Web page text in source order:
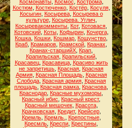
Космонавты, Космос Кострома,
Костюм
Костюченко, Костёр, Косуля,
Косыгин, Косырева, Косырева о
культуре, Косырева. Углич
Косыревакомменты Кот, Котовася
Котовский, Коты, Кофырин, Кочерга,
Кошка Кошки Кошмар Кощунство
Краб Крамаров Крамской Кранах
Кранах-старшийХ Крап
Крапильская, Крапильский,
Красавец, Красавица, Красиво жить
не запретишь Красная Красная
Армия, Красная Площадь, Красная
Слобода, Красная армия, Красная
площадь Красная рамка Краснова
Краснодар Красные мухоморы
Красный ибис
Красный крест,
Красный мешочек, Красота,
Крачковская, Кредит, Крейсер,
Кремль, Кремль. Крепостные,
Кресмль Креспи Крестины